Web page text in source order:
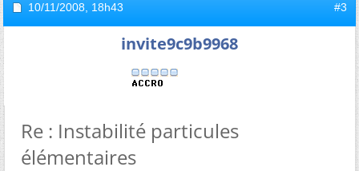
10/11/2008, 18h43 #3
invite9c9b9968
Re : Instabilité particules
élémentaires